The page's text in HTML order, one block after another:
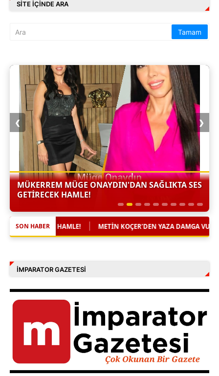
SITE IÇINDE ARA
MÜKERREM MÜGE ONAYDIN'DAN SAĞLIKTA SES
GETİRECEK HAMLE!
❮ ❯
SON HABER
KOÇER’DEN YAZA DAMGA VURACAK YENI ESER: “OY OY”
İMPARATOR GAZETESI